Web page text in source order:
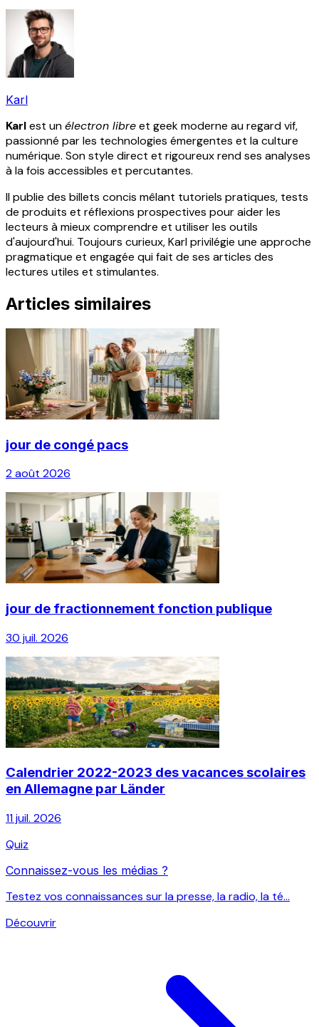
Karl
Karlest unélectron libreet geek moderne au regard vif,
passionné par les technologies émergentes et la culture
numérique. Son style direct et rigoureux rend ses analyses
à la fois accessibles et percutantes.
Il publie des billets concis mêlant tutoriels pratiques, tests
de produits et réflexions prospectives pour aider les
lecteurs à mieux comprendre et utiliser les outils
d'aujourd'hui. Toujours curieux, Karl privilégie une approche
pragmatique et engagée qui fait de ses articles des
lectures utiles et stimulantes.
Articles similaires
jour de congé pacs
2 août 2026
jour de fractionnement fonction publique
30 juil. 2026
Calendrier 2022-2023 des vacances scolaires
en Allemagne par Länder
11 juil. 2026
Quiz
Connaissez-vous les médias ?
Testez vos connaissances sur la presse, la radio, la té...
Découvrir